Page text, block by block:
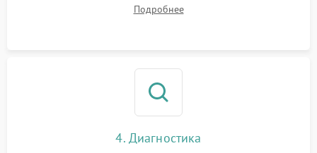
Подробнее
4. Диагностика